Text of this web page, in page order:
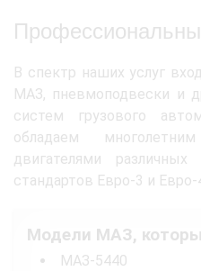
В спектр наших услуг
МАЗ, пневмоподвески и
систем грузового
обладаем
двигателями
стандартов Евро-3 и Евро-
Модели МАЗ,
МАЗ-5440